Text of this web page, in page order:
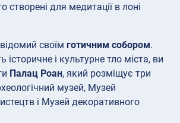
створені для медитації в лоні
своїм готичним собором.
історичне і культурне тло міста, ви
Палац Роан, який розміщує три
музей, Музей
і Музей декоративного